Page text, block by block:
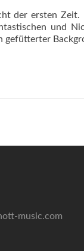
der ersten
und
music.com